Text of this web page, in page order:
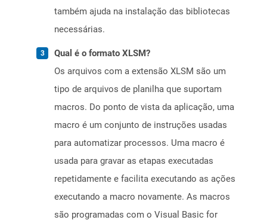
também ajuda na instalação das bibliotecas
necessárias.
Qual é o formato XLSM?
Os arquivos com a extensão XLSM são um
tipo de arquivos de planilha que suportam
macros. Do ponto de vista da aplicação, uma
macro é um conjunto de instruções usadas
para automatizar processos. Uma macro é
usada para gravar as etapas executadas
repetidamente e facilita executando as ações
executando a macro novamente. As macros
são programadas com o Visual Basic for